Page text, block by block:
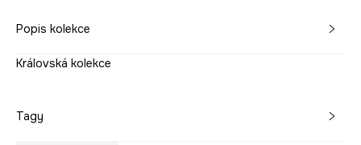
Popis kolekce
Královská kolekce
Tagy